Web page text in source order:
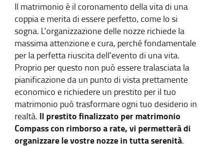
Il matrimonio è il coronamento della vita di una
coppia e merita di essere perfetto, come lo si
sogna. L'organizzazione delle nozze richiede la
massima attenzione e cura, perché fondamentale
per la perfetta riuscita dell'evento di una vita.
Proprio per questo non può essere tralasciata la
pianificazione da un punto di vista prettamente
economico e richiedere un prestito per il tuo
matrimonio può trasformare ogni tuo desiderio in
realtà. Il prestito finalizzato per matrimonio
Compass con rimborso a rate, vi permetterà di
organizzare le vostre nozze in tutta serenità.